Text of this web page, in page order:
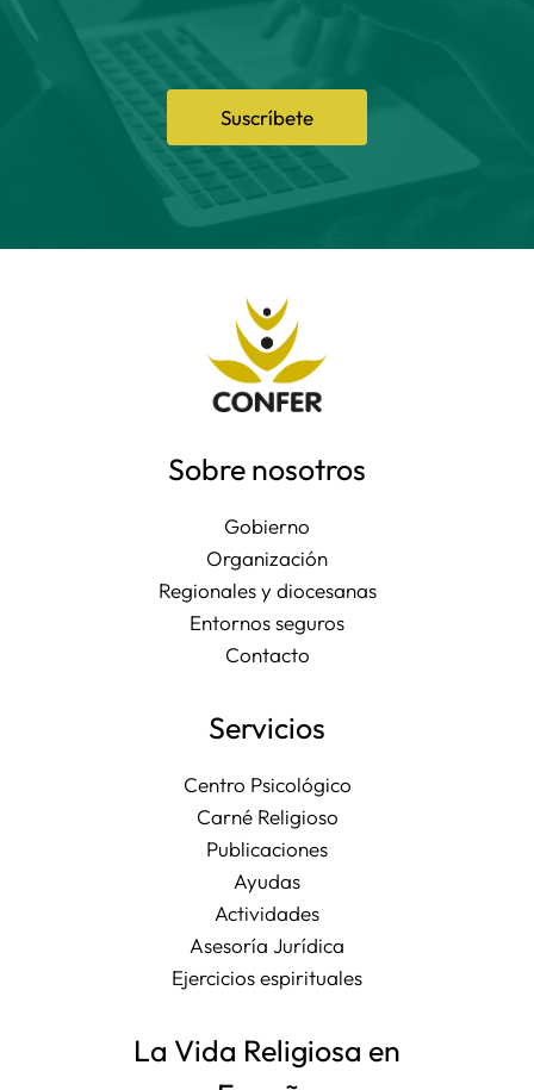
Suscríbete
Sobre nosotros
Gobierno
Organización
Regionales y diocesanas
Entornos seguros
Contacto
Servicios
Centro Psicológico
Carné Religioso
Publicaciones
Ayudas
Actividades
Asesoría Jurídica
Ejercicios espirituales
La Vida Religiosa en